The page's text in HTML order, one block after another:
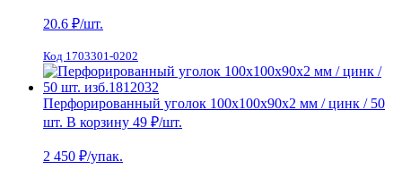
20.6 ₽/шт.
Код 1703301-0202
Перфорированный уголок 100х100х90х2 мм / цинк / 50
шт. В корзину 49 ₽/шт.
2 450 ₽/упак.